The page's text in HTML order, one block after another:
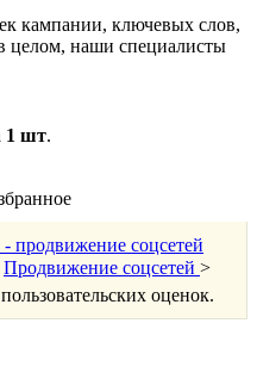
кампании, ключевых слов,
целом, наши специалисты
1 шт.
продвижение соцсетей
Продвижение соцсетей >
пользовательских оценок.